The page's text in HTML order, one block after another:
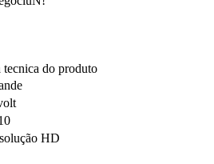
tecnica do produto
HD